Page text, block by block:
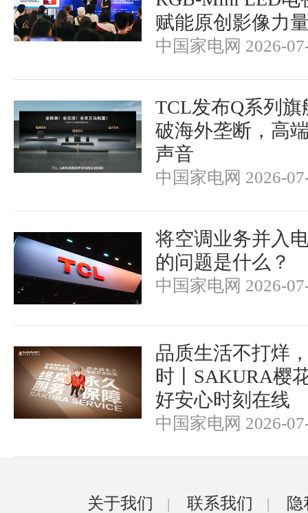
赋能原创影像力
中国家电网 2026-
TCL发布Q系列
破海外垄断，高
声音
中国家电网 2026-
将空调业务并入
的问题是什么？
中国家电网 2026-
品质生活不打烊
时丨SAKURA樱
好安心时刻在线
中国家电网 2026-
关于我们 | 联系我们 |